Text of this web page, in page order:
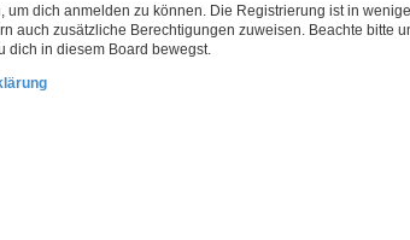
um dich anmelden zu können. Die Registrierung ist in
auch zusätzliche Berechtigungen zuweisen. Beachte
in diesem Board bewegst.